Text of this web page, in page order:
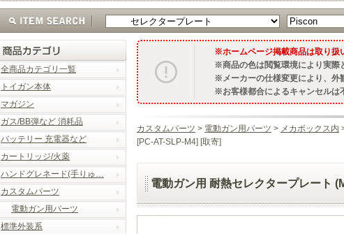
全商品カテゴリ一覧
トイガン本体
マガジン
ガス/BB弾など 消耗品
バッテリー 充電器など
カートリッジ/火薬
ハンドグレネード(手りゅ…
カスタムパーツ
電動ガン用パーツ
標準外装系
ホームページ掲載商品は取り扱
商品の色は閲覧環境により実際
メーカーの仕様変更により、外
お客様都合によるキャンセルは
カスタムパーツ > 電動ガン用パーツ > メカボックス内
[PC-AT-SLP-M4] [取寄]
電動ガン用 耐熱セレクタープレート